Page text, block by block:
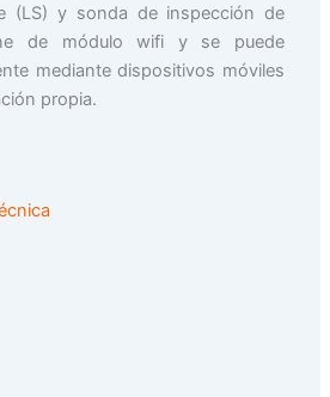
(LS) y sonda de inspección de
de módulo wifi y se puede
mediante dispositivos móviles
propia.